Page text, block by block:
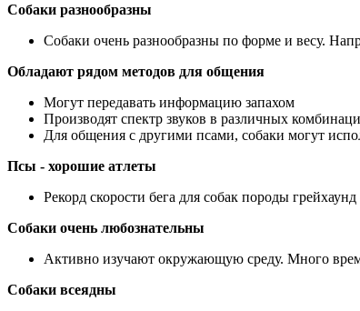
Собаки разнообразны
Собаки очень разнообразны по форме и весу.
Обладают рядом методов для общения
Могут передавать информацию запахом
Производят спектр звуков в различных
Для общения с другими псами, собаки могут
Псы - хорошие атлеты
Рекорд скорости бега для собак породы
Собаки очень любознательны
Активно изучают окружающую среду. Много
Собаки всеядны